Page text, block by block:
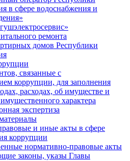
в сфере водоснабжения и
ремонта
домов Республики
связанные с
коррупции, для заполнения
расходах, об имуществе и
имущественного характера
экспертиза
и иные акты в сфере
коррупции
нормативно-правовые акты
законы, указы Главы